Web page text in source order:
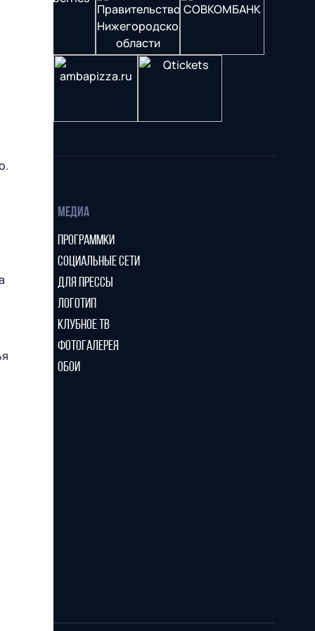
МЕДИА
ПРОГРАММКИ
СОЦИАЛЬНЫЕ СЕТИ
ДЛЯ ПРЕССЫ
ЛОГОТИП
КЛУБНОЕ ТВ
ФОТОГАЛЕРЕЯ
ОБОИ